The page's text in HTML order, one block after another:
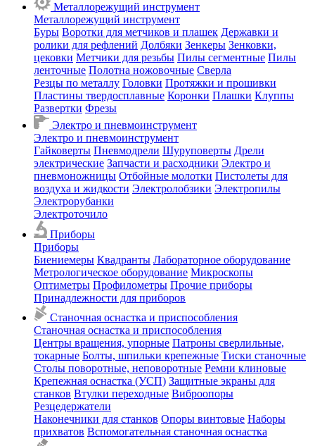
Металлорежущий инструмент
Металлорежущий инструмент
Буры Воротки для метчиков и плашек Державки и
ролики для рефлений Долбяки Зенкеры Зенковки,
цековки Метчики для резьбы Пилы сегментные Пилы
ленточные Полотна ножовочные Сверла
Резцы по металлу Головки Протяжки и прошивки
Пластины твердосплавные Коронки Плашки Клуппы
Развертки Фрезы
Электро и пневмоинструмент
Электро и пневмоинструмент
Гайковерты Пневмодрели Шуруповерты Дрели
электрические Запчасти и расходники Электро и
пневмоножницы Отбойные молотки Пистолеты для
воздуха и жидкости Электролобзики Электропилы
Электрорубанки
Электроточило
Приборы
Приборы
Биениемеры Квадранты Лабораторное оборудование
Метрологическое оборудование Микроскопы
Оптиметры Профилометры Прочие приборы
Принадлежности для приборов
Станочная оснастка и приспособления
Станочная оснастка и приспособления
Центры вращения, упорные Патроны сверлильные,
токарные Болты, шпильки крепежные Тиски станочные
Столы поворотные, неповоротные Ремни клиновые
Крепежная оснастка (УСП) Защитные экраны для
станков Втулки переходные Виброопоры
Резцедержатели
Наконечники для станков Опоры винтовые Наборы
прихватов Вспомогательная станочная оснастка